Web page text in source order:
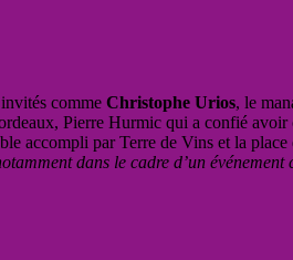
comme Christophe Urios, le
Pierre Hurmic qui a confié
accompli par Terre de Vins et la
dans le cadre d’un